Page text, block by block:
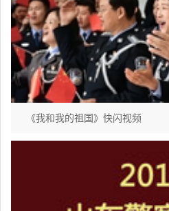
《我和我的祖国》快闪视频